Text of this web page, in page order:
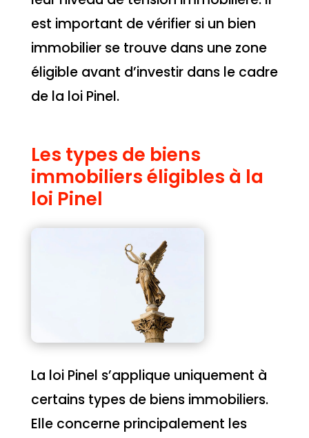
est important de vérifier si un bien
immobilier se trouve dans une zone
éligible avant d’investir dans le cadre
de la loi Pinel.
Les types de biens
immobiliers éligibles à la
loi Pinel
La loi Pinel s’applique uniquement à
certains types de biens immobiliers.
Elle concerne principalement les